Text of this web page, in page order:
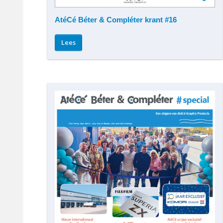
AtéCé Béter & Compléter krant #16
Lees